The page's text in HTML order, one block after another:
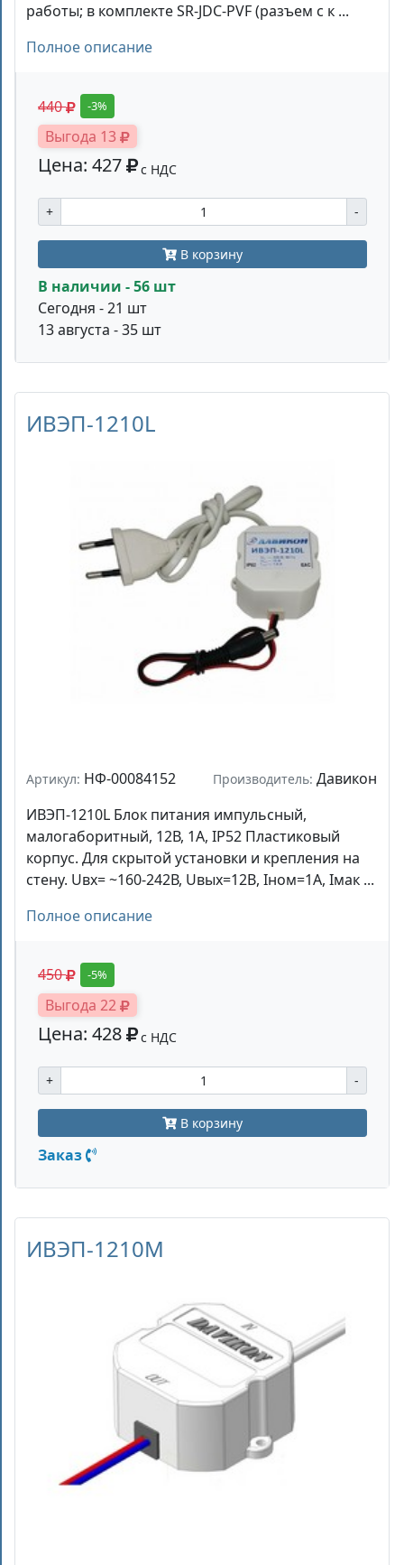
работы; в комплекте SR-JDC-PVF (разъем с к ...
Полное описание
440 -3%
Выгода 13
Цена: 427 с НДС
+ -
В корзину
В наличии - 56 шт
Сегодня - 21 шт
13 августа - 35 шт
ИВЭП-1210L
Артикул: НФ-00084152 Производитель: Давикон
ИВЭП-1210L Блок питания импульсный,
малогаборитный, 12В, 1А, IP52 Пластиковый
корпус. Для скрытой установки и крепления на
стену. Uвх= ~160-242В, Uвых=12B, Iном=1А, Iмак ...
Полное описание
450 -5%
Выгода 22
Цена: 428 с НДС
+ -
В корзину
Заказ
ИВЭП-1210M